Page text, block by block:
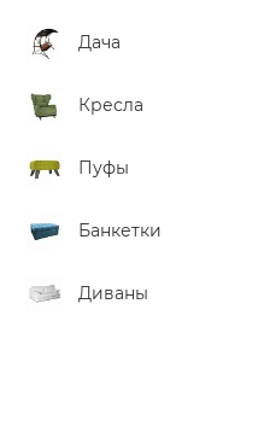
Дача
Кресла
Пуфы
Банкетки
Диваны